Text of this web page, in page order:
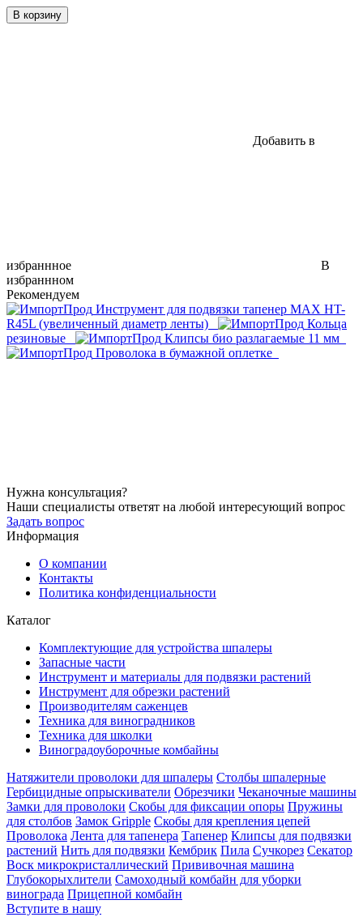
В корзину
Добавить в
избраннное
В
избраннном
Рекомендуем
Инструмент для подвязки тапенер MAX HT-
R45L (увеличенный диаметр ленты)
Кольца
резиновые
Клипсы био разлагаемые 11 мм
Проволока в бумажной оплетке
Нужна консультация?
Наши специалисты ответят на любой интересующий вопрос
Задать вопрос
Информация
О компании
Контакты
Политика конфиденциальности
Каталог
Комплектующие для устройства шпалеры
Запасные части
Инструмент и материалы для подвязки растений
Инструмент для обрезки растений
Производителям саженцев
Техника для виноградников
Техника для школки
Виноградоуборочные комбайны
Натяжители проволоки для шпалеры Столбы шпалерные
Гербицидные опрыскиватели Обрезчики Чеканочные машины
Замки для проволоки Скобы для фиксации опоры Пружины
для столбов Замок Gripple Скобы для крепления цепей
Проволока Лента для тапенера Тапенер Клипсы для подвязки
растений Нить для подвязки Кембрик Пила Сучкорез Секатор
Воск микрокристаллический Прививочная машина
Глубокорыхлители Самоходный комбайн для уборки
винограда Прицепной комбайн
Вступите в нашу